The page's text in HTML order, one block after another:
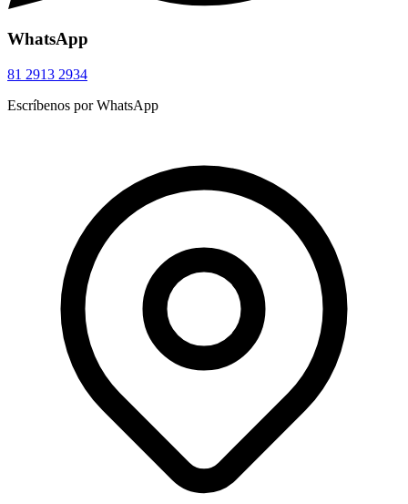
WhatsApp
81 2913 2934
Escríbenos por WhatsApp